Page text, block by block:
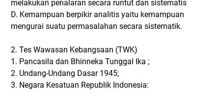
melakukan penalaran secara runtut dan sistematis
D. Kemampuan berpikir analitis yaitu kemampuan
mengurai suatu permasalahan secara sistematik.
2. Tes Wawasan Kebangsaan (TWK)
1. Pancasila dan Bhinneka Tunggal Ika ;
2. Undang-Undang Dasar 1945;
3. Negara Kesatuan Republik Indonesia: